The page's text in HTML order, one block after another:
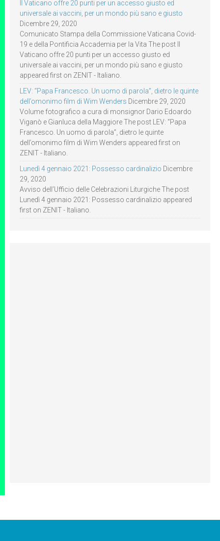
Il Vaticano offre 20 punti per un accesso giusto ed
universale ai vaccini, per un mondo più sano e giusto
Dicembre 29, 2020
Comunicato Stampa della Commissione Vaticana Covid-
19 e della Pontificia Accademia per la Vita The post Il
Vaticano offre 20 punti per un accesso giusto ed
universale ai vaccini, per un mondo più sano e giusto
appeared first on ZENIT - Italiano.
LEV: “Papa Francesco. Un uomo di parola”, dietro le quinte
dell’omonimo film di Wim Wenders Dicembre 29, 2020
Volume fotografico a cura di monsignor Dario Edoardo
Viganò e Gianluca della Maggiore The post LEV: “Papa
Francesco. Un uomo di parola”, dietro le quinte
dell’omonimo film di Wim Wenders appeared first on
ZENIT - Italiano.
Lunedì 4 gennaio 2021: Possesso cardinalizio Dicembre
29, 2020
Avviso dell’Ufficio delle Celebrazioni Liturgiche The post
Lunedì 4 gennaio 2021: Possesso cardinalizio appeared
first on ZENIT - Italiano.